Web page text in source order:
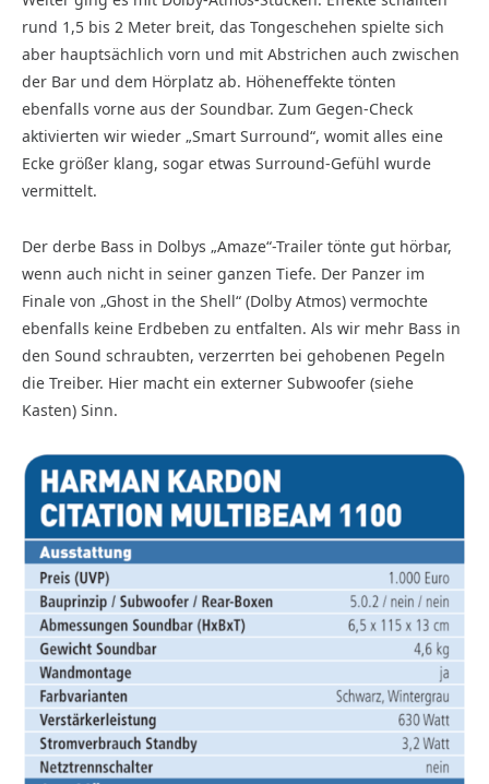
rund 1,5 bis 2 Meter breit, das Tongeschehen spielte sich
aber hauptsächlich vorn und mit Abstrichen auch zwischen
der Bar und dem Hörplatz ab. Höheneffekte tönten
ebenfalls vorne aus der Soundbar. Zum Gegen-Check
aktivierten wir wieder „Smart Surround“, womit alles eine
Ecke größer klang, sogar etwas Surround-Gefühl wurde
vermittelt.
Der derbe Bass in Dolbys „Amaze“-Trailer tönte gut hörbar,
wenn auch nicht in seiner ganzen Tiefe. Der Panzer im
Finale von „Ghost in the Shell“ (Dolby Atmos) vermochte
ebenfalls keine Erdbeben zu entfalten. Als wir mehr Bass in
den Sound schraubten, verzerrten bei gehobenen Pegeln
die Treiber. Hier macht ein externer Subwoofer (siehe
Kasten) Sinn.